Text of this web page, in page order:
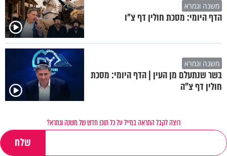
משנה וגמרא
הדף היומי: מסכת חולין דף צ"ו
משנה וגמרא
בשר שנתעלם מן העין | הדף היומי: מסכת
חולין דף צ"ה
רוצה לקבל התראה במייל על כל תוכן חדש של משנה וגמרא?